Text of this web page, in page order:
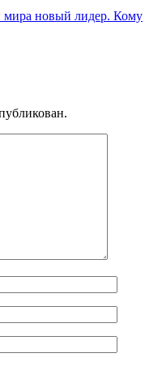
мира новый лидер. Кому